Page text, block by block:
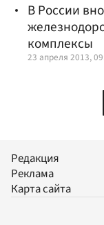
В России
комплексы
23 апреля 2013,
Редакция
Реклама
Карта сайта